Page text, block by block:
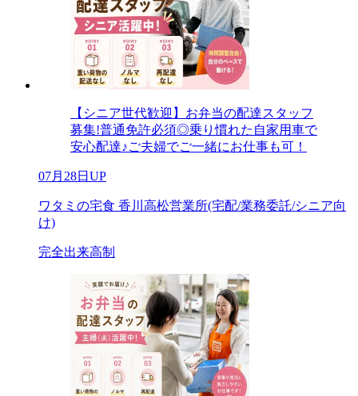
【シニア世代歓迎】お弁当の配達スタッフ
募集!普通免許必須◎乗り慣れた自家用車で
安心配達♪ご夫婦でご一緒にお仕事も可！
07月28日UP
ワタミの宅食 香川高松営業所(宅配/業務委託/シニア向
け)
完全出来高制